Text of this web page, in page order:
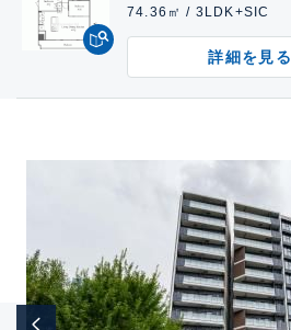
74.36㎡ / 3LDK+SIC
詳細を見る